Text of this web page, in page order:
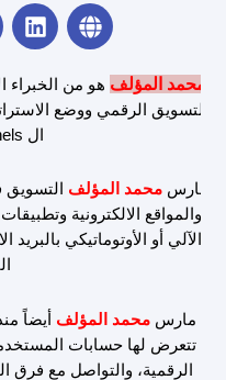
G
l
b
e
L
i
k
e
d
i
محمد المؤلف هو من الخبراء
التسويق الرقمي ووضع
ال Sales Funnels.
مارس محمد المؤلف
والمواقع الالكترونية
الآلي أو الأوتوماتيكي
مارس محمد المؤلف أيضاً
تتعرض لها حسابات
الرقمية، والتواصل مع فرق